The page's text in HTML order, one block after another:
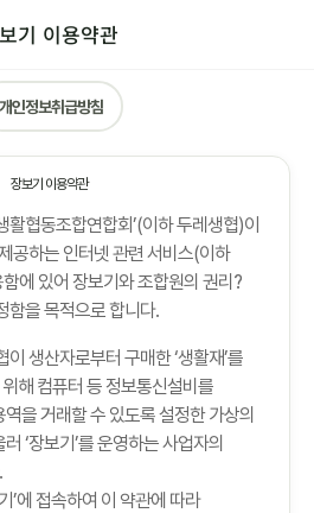
기 이용약관
개인정보취급방침
장보기 이용약관
활협동조합연합회’(이하 두레생협)이
공하는 인터넷 관련 서비스(이하
함에 있어 장보기와 조합원의 권리?
함을 목적으로 합니다.
이 생산자로부터 구매한 ‘생활재’를
해 컴퓨터 등 정보통신설비를
을 거래할 수 있도록 설정한 가상의
‘장보기’를 운영하는 사업자의
’에 접속하여 이 약관에 따라